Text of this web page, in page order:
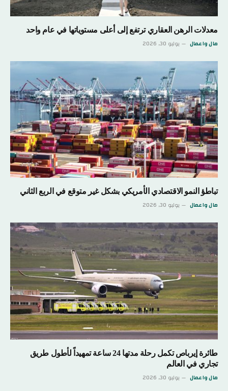
معدلات الرهن العقاري ترتفع إلى أعلى مستوياتها في عام واحد
مال واعمال يوليو 30, 2026
تباطؤ النمو الاقتصادي الأمريكي بشكل غير متوقع في الربع الثاني
مال واعمال يوليو 30, 2026
طائرة إيرباص تكمل رحلة مدتها 24 ساعة تمهيداً لأطول طريق
تجاري في العالم
مال واعمال يوليو 30, 2026